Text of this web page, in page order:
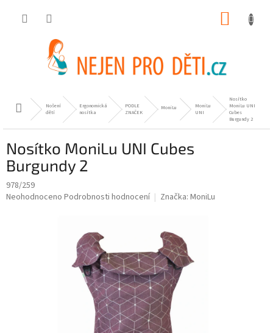
Domů
Nošení
dětí
Ergonomická
nosítka
PODLE
ZNAČEK
MoniLu
MoniLu
UNI
Nosítko
MoniLu UNI
Cubes
Burgundy 2
Nosítko MoniLu UNI Cubes
Burgundy 2
978/259
Průměrné
Neohodnoceno Podrobnosti hodnocení Značka: MoniLu